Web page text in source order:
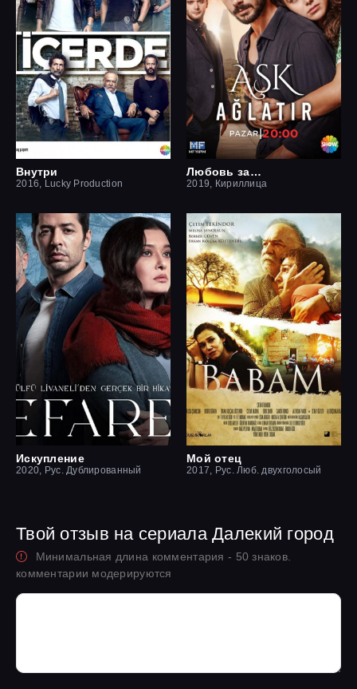
Внутри
2016, Lucky Production
Любовь заставит плакать
2019, Кириллица
Искупление
2020, Рус. Дублированный
Мой отец
2017, Рус. Люб. двухголосый
Твой отзыв на сериала Далекий город
Минимальная длина комментария - 50 знаков.
комментарии модерируются